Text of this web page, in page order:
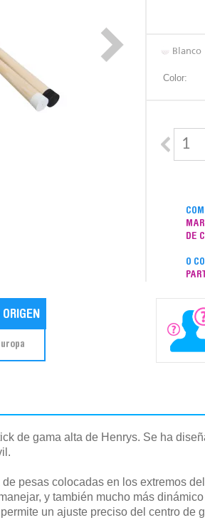
Blanco
Color:
DE
O
de gama alta de Henrys. Se ha
pesas colocadas en los extremos
y también mucho más
un ajuste preciso del centro de